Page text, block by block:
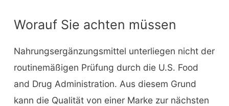
Worauf Sie achten müssen
Nahrungsergänzungsmittel unterliegen nicht der
routinemäßigen Prüfung durch die U.S. Food
and Drug Administration. Aus diesem Grund
kann die Qualität von einer Marke zur nächsten